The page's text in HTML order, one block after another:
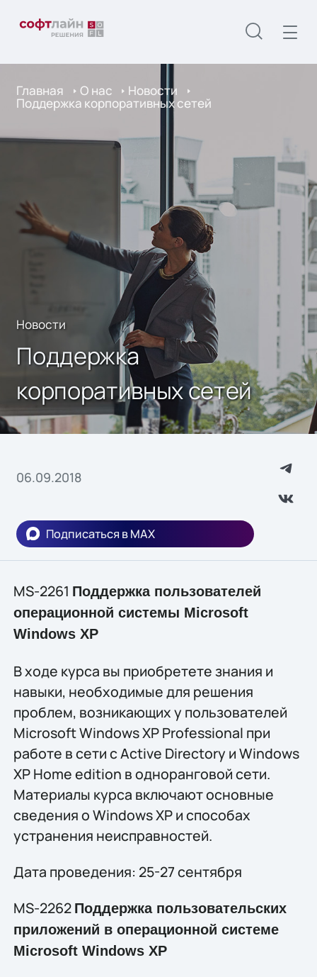
Главная О нас Новости
Поддержка корпоративных сетей
Новости
Поддержка
корпоративных сетей
06.09.2018
Подписаться в MAX
MS-2261 Поддержка пользователей
операционной системы Microsoft
Windows XP
В ходе курса вы приобретете знания и
навыки, необходимые для решения
проблем, возникающих у пользователей
Microsoft Windows XP Professional при
работе в сети с Active Directory и Windows
XP Home edition в одноранговой сети.
Материалы курса включают основные
сведения о Windows XP и способах
устранения неисправностей.
Дата проведения: 25-27 сентября
MS-2262 Поддержка пользовательских
приложений в операционной системе
Microsoft Windows XP